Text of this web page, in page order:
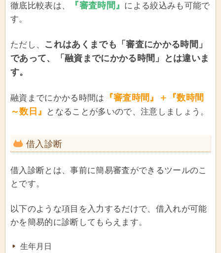
徹底比較表は、 『審査時間』 による絞込みも可能で
す。
ただし、 これはあくまでも「審査にかかる時間」
であって、「融資までにかかる時間」とは違いま
す。
融資までにかかる時間は
『審査時間』＋『数時間
～数日』
となることが多いので、注意しましょう。
借入診断
借入診断とは、事前に簡易審査ができるツールのこ
とです。
以下のような項目を入力するだけで、借入れが可能
かを簡易的に診断してもらえます。
生年月日